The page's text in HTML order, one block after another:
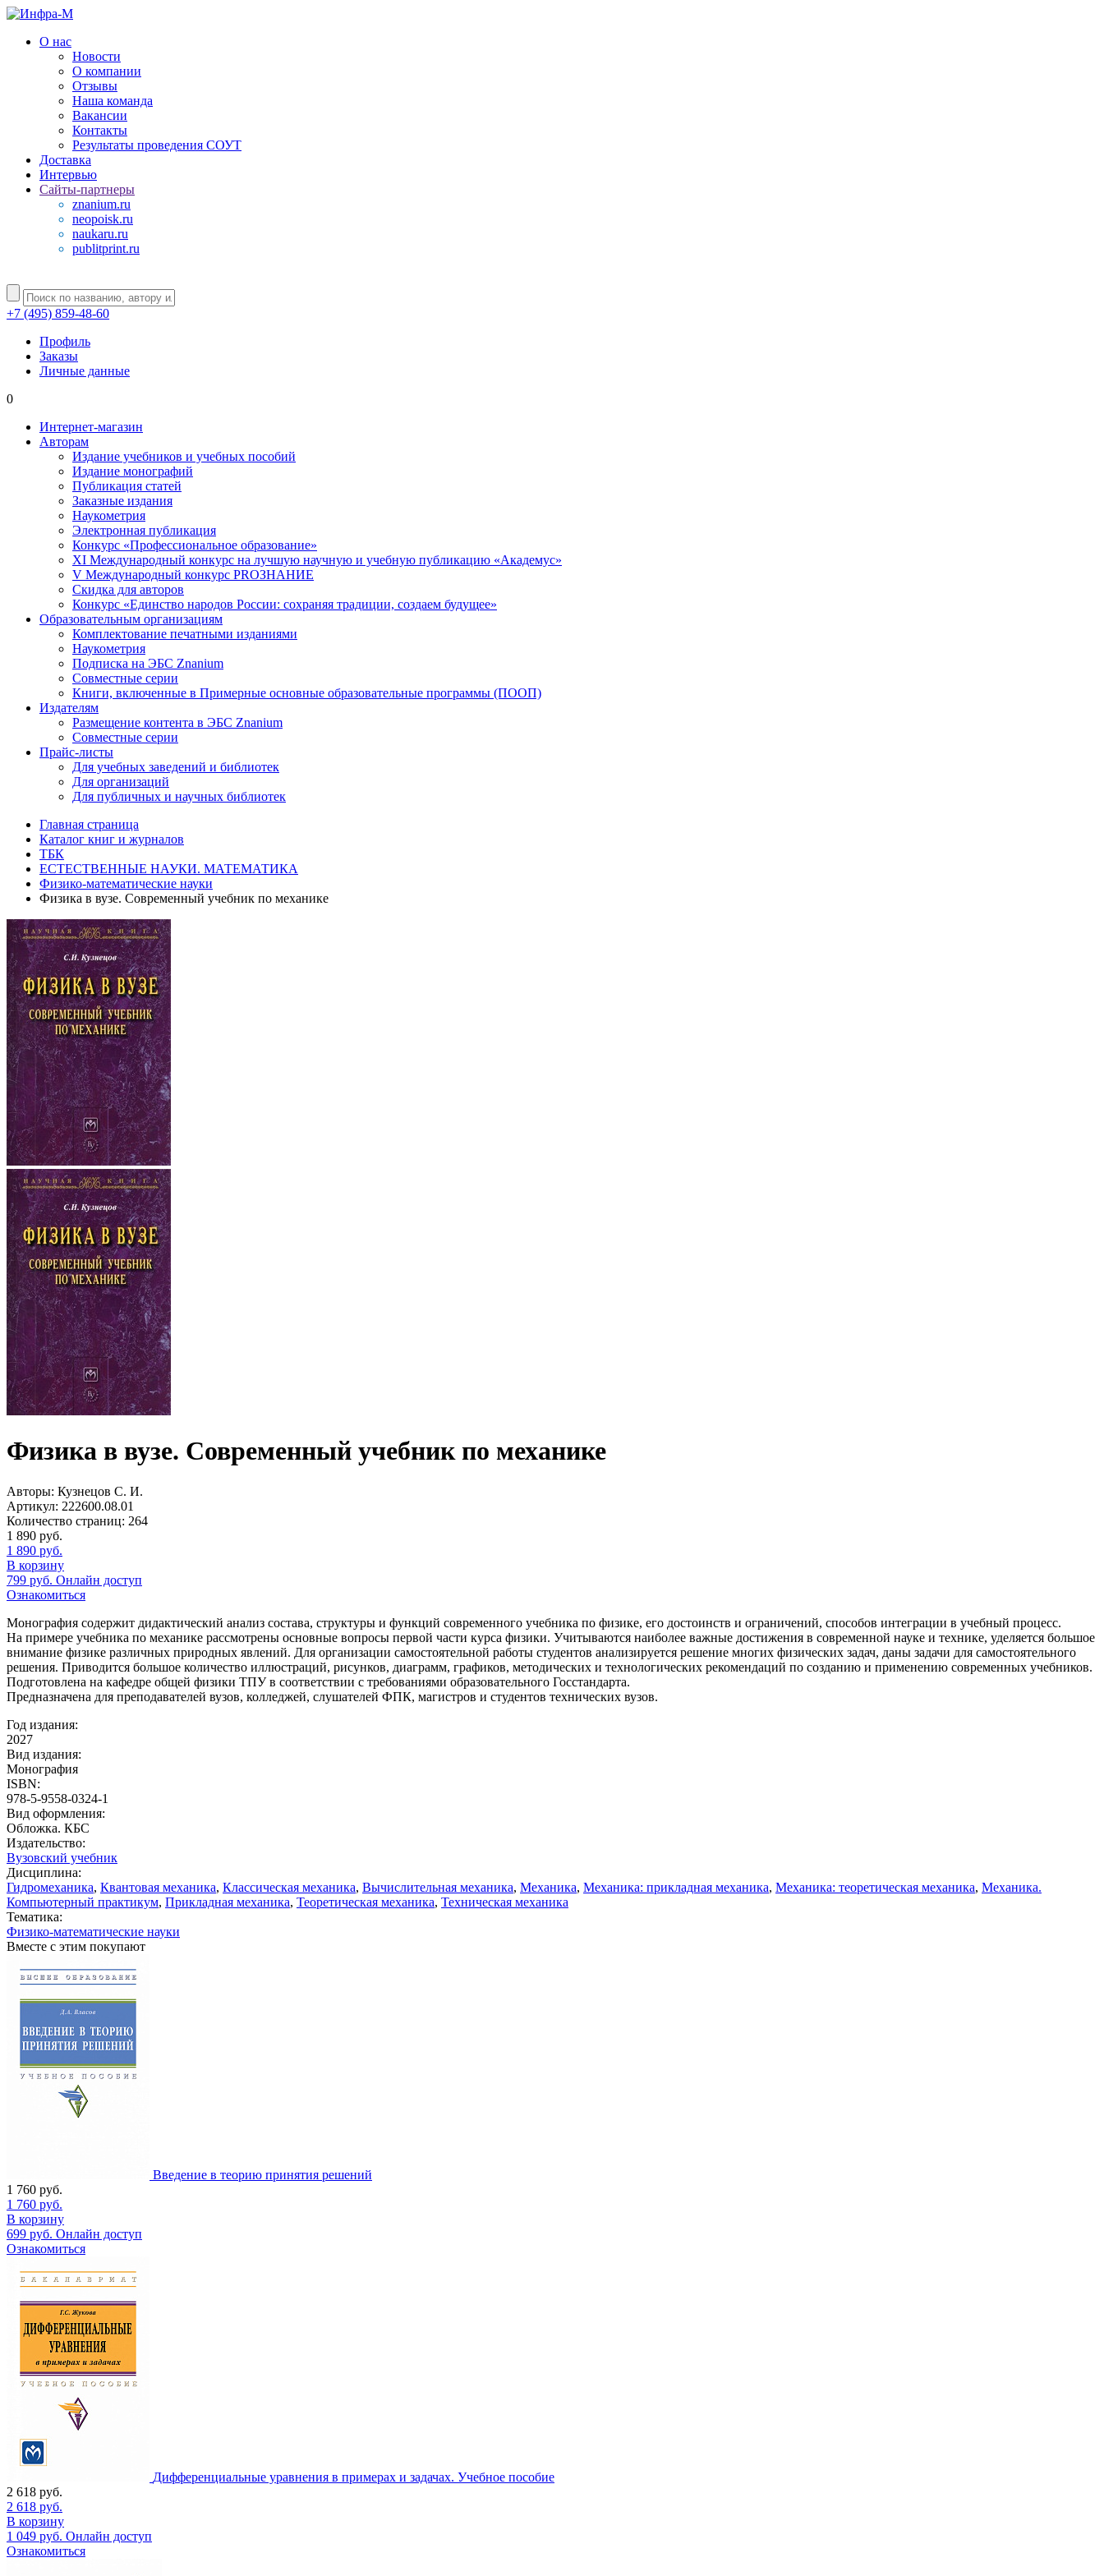
О нас
Новости
О компании
Отзывы
Наша команда
Вакансии
Контакты
Результаты проведения СОУТ
Доставка
Интервью
Сайты-партнеры
znanium.ru
neopoisk.ru
naukaru.ru
publitprint.ru
+7 (495) 859-48-60
Профиль
Заказы
Личные данные
0
Интернет-магазин
Авторам
Издание учебников и учебных пособий
Издание монографий
Публикация статей
Заказные издания
Наукометрия
Электронная публикация
Конкурс «Профессиональное образование»
XI Международный конкурс на лучшую научную и учебную публикацию «Академус»
V Международный конкурс PROЗНАНИЕ
Скидка для авторов
Конкурс «Единство народов России: сохраняя традиции, создаем будущее»
Образовательным организациям
Комплектование печатными изданиями
Наукометрия
Подписка на ЭБС Znanium
Совместные серии
Книги, включенные в Примерные основные образовательные программы (ПООП)
Издателям
Размещение контента в ЭБС Znanium
Совместные серии
Прайс-листы
Для учебных заведений и библиотек
Для организаций
Для публичных и научных библиотек
Главная страница
Каталог книг и журналов
ТБК
ЕСТЕСТВЕННЫЕ НАУКИ. МАТЕМАТИКА
Физико-математические науки
Физика в вузе. Современный учебник по механике
Физика в вузе. Современный учебник по механике
Авторы: Кузнецов С. И.
Артикул: 222600.08.01
Количество страниц: 264
1 890 руб.
1 890 руб.
В корзину
799 руб. Онлайн доступ
Ознакомиться
Монография содержит дидактический анализ состава, структуры и функций современного учебника по физике, его достоинств и ограничений, способов интеграции в учебный процесс.
На примере учебника по механике рассмотрены основные вопросы первой части курса физики. Учитываются наиболее важные достижения в современной науке и технике, уделяется большое
внимание физике различных природных явлений. Для организации самостоятельной работы студентов анализируется решение многих физических задач, даны задачи для самостоятельного
решения. Приводится большое количество иллюстраций, рисунков, диаграмм, графиков, методических и технологических рекомендаций по созданию и применению современных учебников.
Подготовлена на кафедре общей физики ТПУ в соответствии с требованиями образовательного Госстандарта.
Предназначена для преподавателей вузов, колледжей, слушателей ФПК, магистров и студентов технических вузов.
Год издания:
2027
Вид издания:
Монография
ISBN:
978-5-9558-0324-1
Вид оформления:
Обложка. КБС
Издательство:
Вузовский учебник
Дисциплина:
Гидромеханика, Квантовая механика, Классическая механика, Вычислительная механика, Механика, Механика: прикладная механика, Механика: теоретическая механика, Механика.
Компьютерный практикум, Прикладная механика, Теоретическая механика, Техническая механика
Тематика:
Физико-математические науки
Вместе с этим покупают
Введение в теорию принятия решений
1 760 руб.
1 760 руб.
В корзину
699 руб. Онлайн доступ
Ознакомиться
Дифференциальные уравнения в примерах и задачах. Учебное пособие
2 618 руб.
2 618 руб.
В корзину
1 049 руб. Онлайн доступ
Ознакомиться